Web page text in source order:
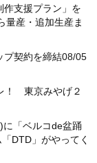
作支援プラン」を
産・追加生産ま
プ契約を締結08/05
！ 東京みやげ２
に「ベルコde盆踊
DTD」がやってく